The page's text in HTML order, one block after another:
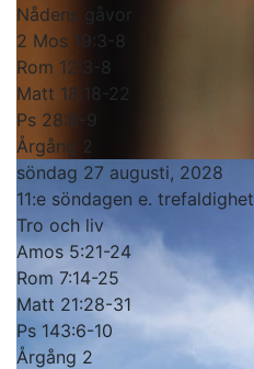
Nådens gåvor
2 Mos 19:3-8
Rom 12:3-8
Matt 18:18-22
Ps 28:6-9
Årgång 2
söndag 27 augusti, 2028
11:e söndagen e. trefaldighet
Tro och liv
Amos 5:21-24
Rom 7:14-25
Matt 21:28-31
Ps 143:6-10
Årgång 2